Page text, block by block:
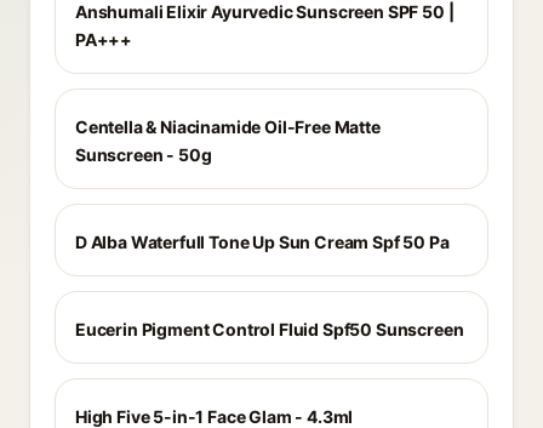
Anshumali Elixir Ayurvedic Sunscreen SPF 50 |
PA+++
Centella & Niacinamide Oil-Free Matte
Sunscreen - 50g
D Alba Waterfull Tone Up Sun Cream Spf 50 Pa
Eucerin Pigment Control Fluid Spf50 Sunscreen
High Five 5-in-1 Face Glam - 4.3ml